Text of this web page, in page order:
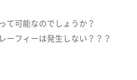
て可能なのでしょうか？
ーフィーは発生しない？？？